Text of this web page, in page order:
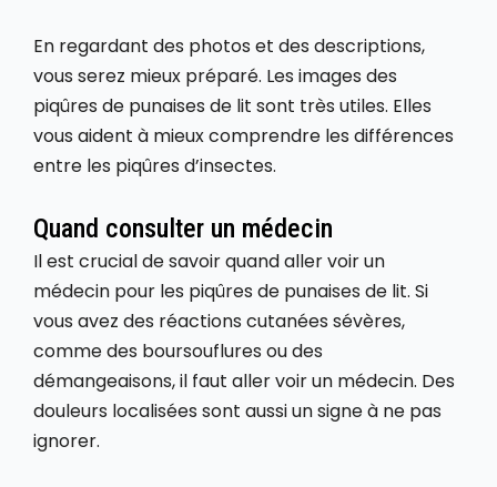
En regardant des photos et des descriptions,
vous serez mieux préparé. Les images des
piqûres de punaises de lit sont très utiles. Elles
vous aident à mieux comprendre les différences
entre les piqûres d’insectes.
Quand consulter un médecin
Il est crucial de savoir quand aller voir un
médecin pour les piqûres de punaises de lit. Si
vous avez des réactions cutanées sévères,
comme des boursouflures ou des
démangeaisons, il faut aller voir un médecin. Des
douleurs localisées sont aussi un signe à ne pas
ignorer.